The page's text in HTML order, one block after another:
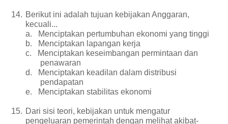
14. Berikut ini adalah tujuan kebijakan Anggaran,
kecuali...
a.
Menciptakan pertumbuhan ekonomi yang tinggi
b.
Menciptakan lapangan kerja
c.
Menciptakan keseimbangan permintaan dan
penawaran
d.
Menciptakan keadilan dalam distribusi
pendapatan
e.
Menciptakan stabilitas ekonomi
15. Dari sisi teori, kebijakan untuk mengatur
pengeluaran pemerintah dengan melihat akibat-